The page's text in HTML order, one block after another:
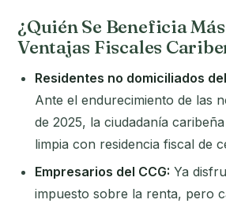
¿Quién Se Beneficia
Ventajas Fiscales
Residentes no domiciliados
Ante el endurecimiento de las
de 2025, la ciudadanía
limpia con residencia fiscal de
Empresarios del CCG: Ya
impuesto sobre la renta, pero